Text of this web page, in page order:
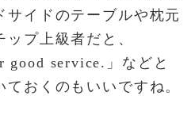
サイドのテーブルや枕元
プ上級者だと、
good service.」などと
おくのもいいですね。